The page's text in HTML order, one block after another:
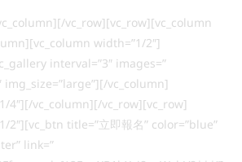
vc_row][vc_row][vc_column
width=”1/2″]
interval=”3″ images=”
img_size=”large”][/vc_column]
4″][/vc_column][/vc_row][vc_row]
2″][vc_btn title=”立即報名” color=”blue”
link=”